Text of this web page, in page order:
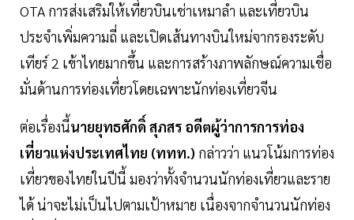
OTA การส่งเสริมให้เที่ยวบินเช่าเหมาลำ และเที่ยวบิน
ประจำเพิ่มความถี่ และเปิดเส้นทางบินใหม่จากรองระดับ
เทียร์ 2 เข้าไทยมากขึ้น และการสร้างภาพลักษณ์ความเชื่อ
มั่นด้านการท่องเที่ยวโดยเฉพาะนักท่องเที่ยวจีน
ต่อเรื่องนี้นายยุทธศักดิ์ สุภสร อดีตผู้ว่าการการท่อง
เที่ยวแห่งประเทศไทย (ททท.) กล่าวว่า แนวโน้มการท่อง
เที่ยวของไทยในปีนี้ มองว่าทั้งจำนวนนักท่องเที่ยวและราย
ได้ น่าจะไม่เป็นไปตามเป้าหมาย เนื่องจากจำนวนนักท่อง